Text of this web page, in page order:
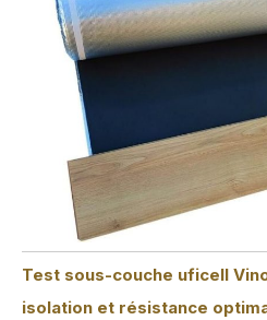
Test sous-couche uficell
isolation et résistance